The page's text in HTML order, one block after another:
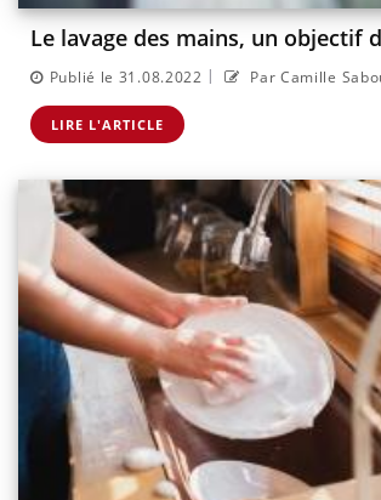
Le lavage des mains, un objectif
Publié le 31.08.2022 | Par Camille
LIRE L'ARTICLE